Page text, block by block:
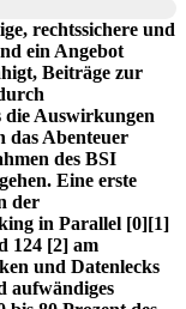
rechtssichere und
ein Angebot
Beiträge zur
die Auswirkungen
das Abenteuer
des BSI
Eine erste
der
in Parallel [0][1]
124 [2] am
und Datenlecks
aufwändiges